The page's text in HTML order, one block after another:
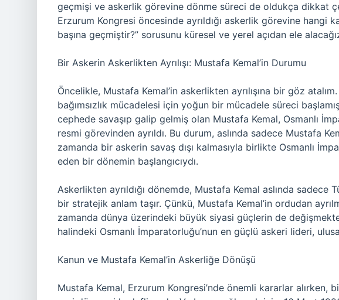
geçmişi ve askerlik görevine dönme süreci de oldukça dikkat
Erzurum Kongresi öncesinde ayrıldığı askerlik görevine hangi
başına geçmiştir?” sorusunu küresel ve yerel açıdan ele
Bir Askerin Askerlikten Ayrılışı: Mustafa Kemal’in Durumu
Öncelikle, Mustafa Kemal’in askerlikten ayrılışına bir göz
bağımsızlık mücadelesi için yoğun bir mücadele süreci
cephede savaşıp galip gelmiş olan Mustafa Kemal, Osmanlı
resmi görevinden ayrıldı. Bu durum, aslında sadece Mustafa
zamanda bir askerin savaş dışı kalmasıyla birlikte Osmanlı
eden bir dönemin başlangıcıydı.
Askerlikten ayrıldığı dönemde, Mustafa Kemal aslında sadece
bir stratejik anlam taşır. Çünkü, Mustafa Kemal’in ordudan
zamanda dünya üzerindeki büyük siyasi güçlerin de
halindeki Osmanlı İmparatorluğu’nun en güçlü askeri lideri,
Kanun ve Mustafa Kemal’in Askerliğe Dönüşü
Mustafa Kemal, Erzurum Kongresi’nde önemli kararlar